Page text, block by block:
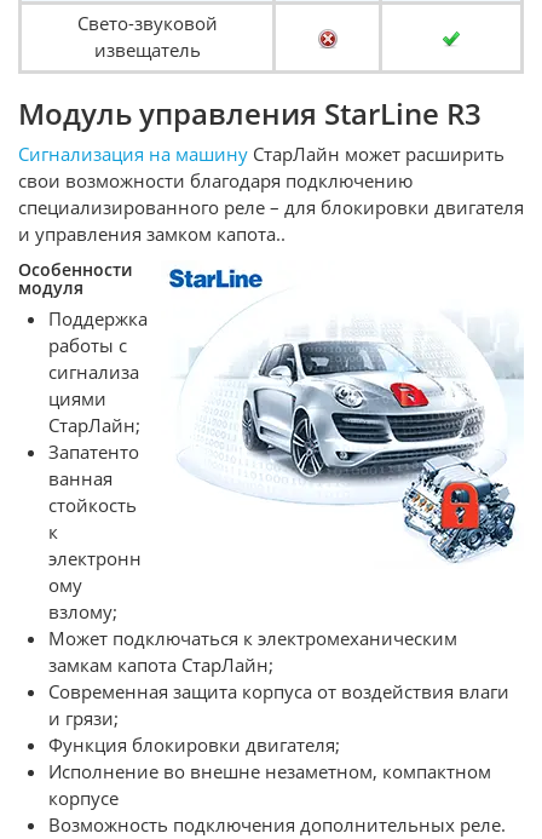
Свето-звуковой
извещатель
Модуль управления StarLine R3
Сигнализация на машину СтарЛайн может расширить
свои возможности благодаря подключению
специализированного реле – для блокировки двигателя
и управления замком капота..
Особенности
модуля
Поддержка
работы с
сигнализа
циями
СтарЛайн;
Запатенто
ванная
стойкость
к
электронн
ому
взлому;
Может подключаться к электромеханическим
замкам капота СтарЛайн;
Современная защита корпуса от воздействия влаги
и грязи;
Функция блокировки двигателя;
Исполнение во внешне незаметном, компактном
корпусе
Возможность подключения дополнительных реле.